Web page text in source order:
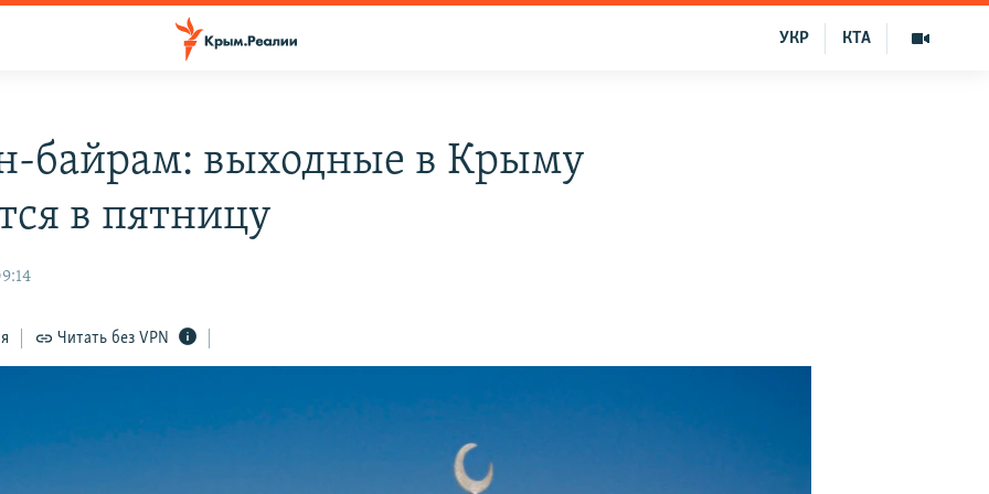
КТА
УКР
байрам: выходные в Крыму
в пятницу
Читать без VPN